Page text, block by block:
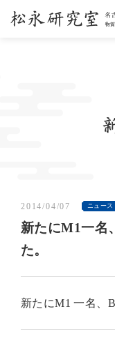
2014/04/07 ニュース
新たにM1一名
た。
新たにM1 一名、